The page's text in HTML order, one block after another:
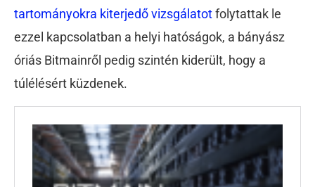
tartományokra kiterjedő vizsgálatotfolytattak le
ezzel kapcsolatban a helyi hatóságok, a bányász
óriás Bitmainről pedig szintén kiderült, hogy a
túlélésért küzdenek.